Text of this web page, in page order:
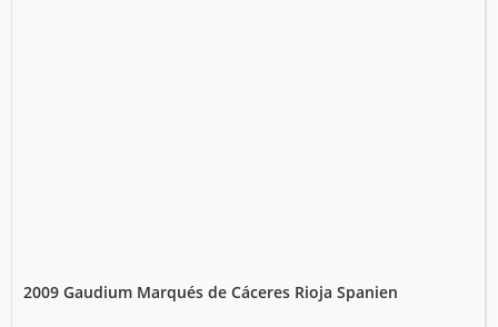
2009 Gaudium Marqués de Cáceres Rioja Spanien